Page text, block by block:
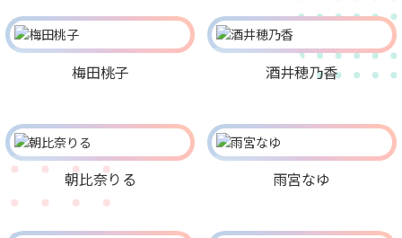
梅田桃子 酒井穂乃香
朝比奈りる 雨宮なゆ